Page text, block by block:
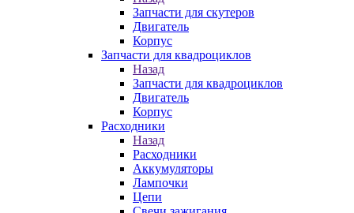
Запчасти для скутеров
Двигатель
Корпус
Запчасти для квадроциклов
Назад
Запчасти для квадроциклов
Двигатель
Корпус
Расходники
Назад
Расходники
Аккумуляторы
Лампочки
Цепи